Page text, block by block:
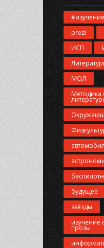
prezi
ИСП
МОЛ
Методика
будущее
звёзды
изучение
прозы